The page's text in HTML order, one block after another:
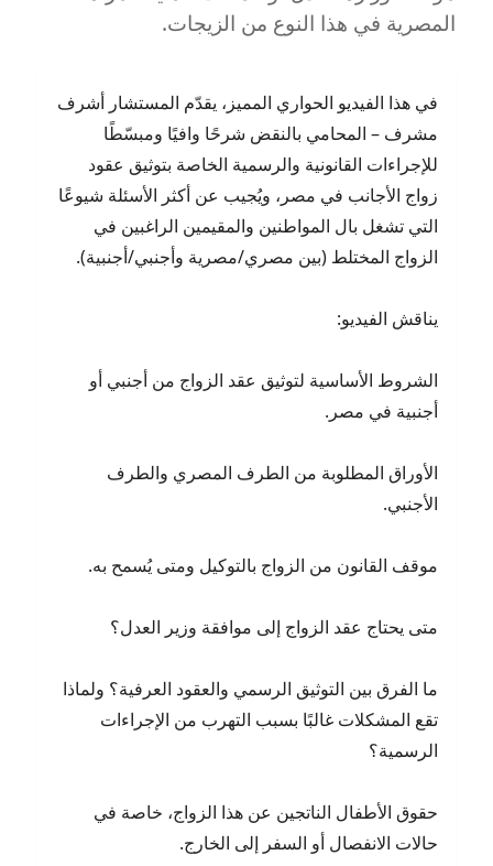
المصرية في هذا النوع من الزيجات.
في هذا الفيديو الحواري المميز، يقدّم المستشار أشرف
مشرف – المحامي بالنقض شرحًا وافيًا ومبسّطًا
للإجراءات القانونية والرسمية الخاصة بتوثيق عقود
زواج الأجانب في مصر، ويُجيب عن أكثر الأسئلة شيوعًا
التي تشغل بال المواطنين والمقيمين الراغبين في
الزواج المختلط (بين مصري/مصرية وأجنبي/أجنبية).
يناقش الفيديو:
الشروط الأساسية لتوثيق عقد الزواج من أجنبي أو
أجنبية في مصر.
الأوراق المطلوبة من الطرف المصري والطرف
الأجنبي.
موقف القانون من الزواج بالتوكيل ومتى يُسمح به.
متى يحتاج عقد الزواج إلى موافقة وزير العدل؟
ما الفرق بين التوثيق الرسمي والعقود العرفية؟ ولماذا
تقع المشكلات غالبًا بسبب التهرب من الإجراءات
الرسمية؟
حقوق الأطفال الناتجين عن هذا الزواج، خاصة في
حالات الانفصال أو السفر إلى الخارج.